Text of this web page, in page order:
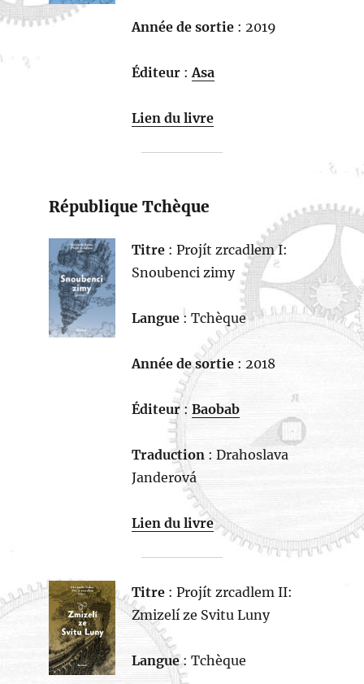
Année de sortie : 2019
Éditeur: Asa
Lien du livre
République Tchèque
Titre: Projít zrcadlem I:
Snoubenci zimy
Langue: Tchèque
Année de sortie : 2018
Éditeur: Baobab
Traduction : Drahoslava
Janderová
Lien du livre
Titre: Projít zrcadlem II:
Zmizelí ze Svitu Luny
Langue: Tchèque